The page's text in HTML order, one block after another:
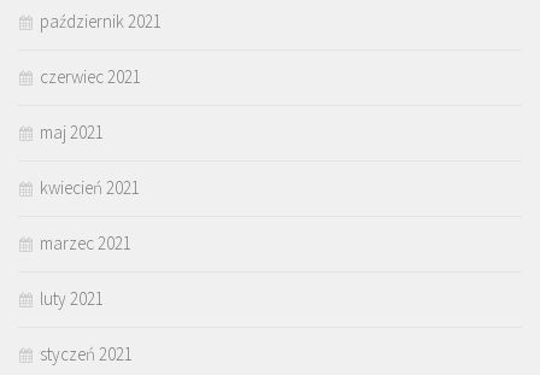
październik 2021
czerwiec 2021
maj 2021
kwiecień 2021
marzec 2021
luty 2021
styczeń 2021